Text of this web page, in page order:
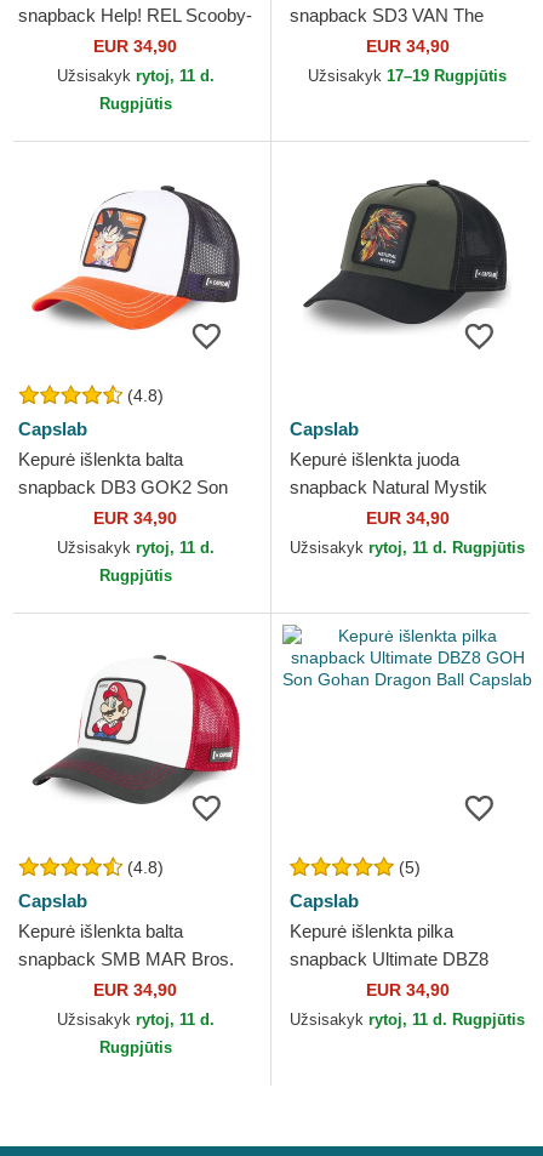
snapback Help! REL Scooby-
Doo CapslabEUR 34,90
Užsisakyk rytoj, 11 d.
Rugpjūtis
snapback SD3 VAN The
Mystery Machine Scooby-
Doo Capslab
EUR 34,90
Užsisakyk 17–19 Rugpjūtis
(4.8)
Capslab
Kepurė išlenkta balta
snapback DB3 GOK2 Son
Goku Dragon Ball Capslab
EUR 34,90
Užsisakyk rytoj, 11 d.
Rugpjūtis
Capslab
Kepurė išlenkta juoda
snapback Natural Mystik
MYS Liūtas Mitinės būtybės
Capslab
EUR 34,90
Užsisakyk rytoj, 11 d. Rugpjūtis
(4.8)
Capslab
Kepurė išlenkta balta
snapback SMB MAR Bros.
Mario Super Mario Bros.
Capslab
EUR 34,90
Užsisakyk rytoj, 11 d.
Rugpjūtis
(5)
Capslab
Kepurė išlenkta pilka
snapback Ultimate DBZ8
GOH Son Gohan Dragon Ball
Capslab
EUR 34,90
Užsisakyk rytoj, 11 d. Rugpjūtis